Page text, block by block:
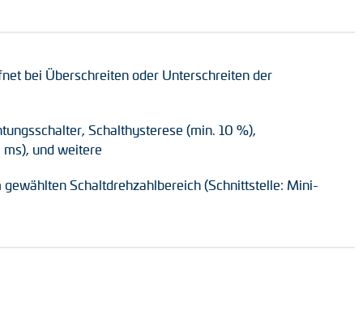
bei Überschreiten oder Unterschreiten der
Schalthysterese (min. 10 %),
und weitere
Schaltdrehzahlbereich (Schnittstelle: Mini-